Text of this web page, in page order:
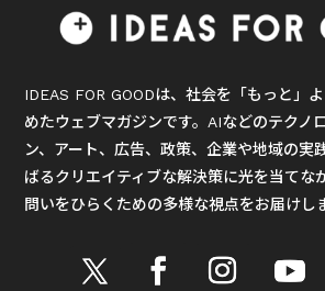
IDEAS FOR GOODは、社会を「もっと」
めたウェブマガジンです。AIなどのテクノ
ン、アート、広告、政策、企業や地域の実
ばるクリエイティブな解決策に光を当てな
問いをひらくための多様な視点をお届けし